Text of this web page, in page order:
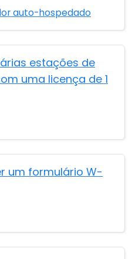
auto-hospedado
estações de
uma licença de 1
um formulário W-